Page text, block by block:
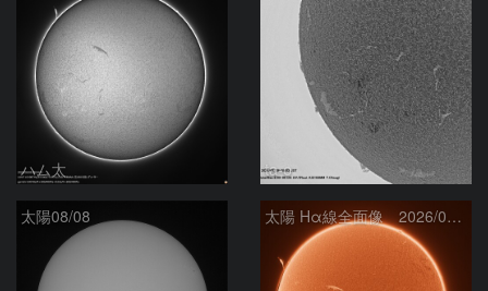
ハム太 ta-o
太陽08/08 太陽 Hα線全面像 2026/08/08